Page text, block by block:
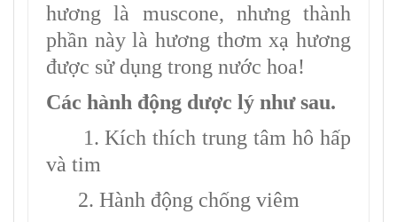
hương là muscone, nhưng thành
phần này là hương thơm xạ hương
được sử dụng trong nước hoa!
Các hành động dược lý như sau.
1. Kích thích trung tâm hô hấp
và tim
2. Hành động chống viêm